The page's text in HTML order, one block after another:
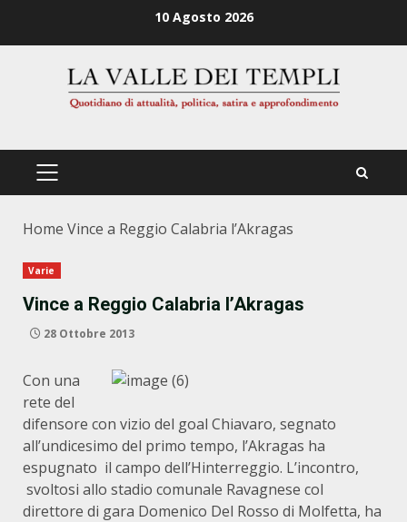
10 Agosto 2026
PRIMÄRES
Home Vince a Reggio Calabria l’Akragas
Varie
Vince a Reggio Calabria l’Akragas
28 Ottobre 2013
Con una
rete del
difensore con vizio del goal Chiavaro, segnato
all’undicesimo del primo tempo, l’Akragas ha
espugnato il campo dell’Hinterreggio. L’incontro,
svoltosi allo stadio comunale Ravagnese col
direttore di gara Domenico Del Rosso di Molfetta, ha